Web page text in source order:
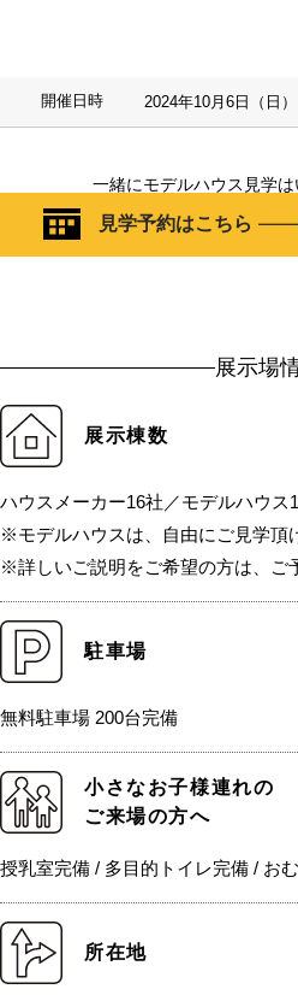
開催日時 2024年10月6日（日
一緒にモデルハウス見学
見学予約はこちら
展示場
展示棟数
ハウスメーカー16社／モデルハウス
※モデルハウスは、自由にご見学頂
※詳しいご説明をご希望の方は、ご
駐車場
無料駐車場 200台完備
小さなお子様連れの
ご来場の方へ
授乳室完備 / 多目的トイレ完備 / お
所在地